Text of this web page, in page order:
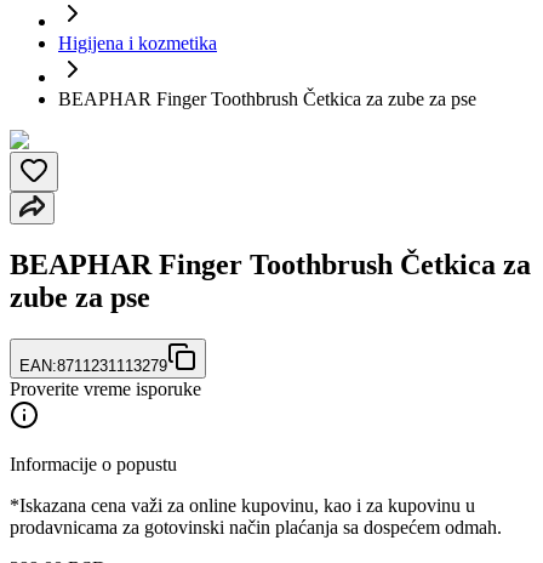
Higijena i kozmetika
BEAPHAR Finger Toothbrush Četkica za zube za pse
BEAPHAR Finger Toothbrush Četkica za
zube za pse
EAN:8711231113279
Proverite vreme isporuke
Informacije o popustu
*Iskazana cena važi za online kupovinu, kao i za kupovinu u
prodavnicama za gotovinski način plaćanja sa dospećem odmah.